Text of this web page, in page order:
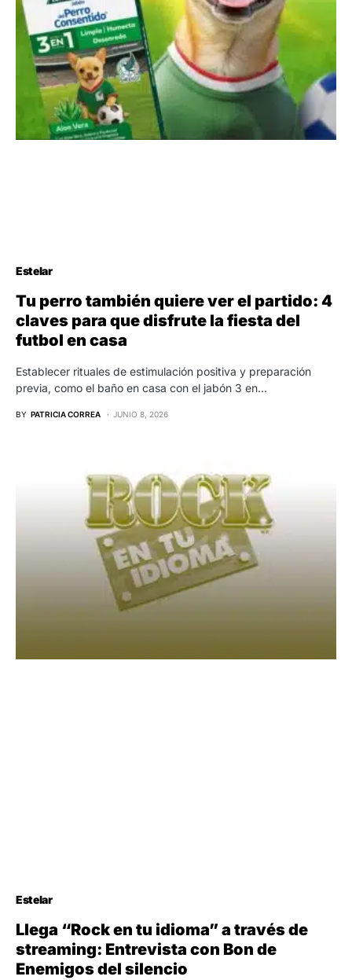
Estelar
Tu perro también quiere ver el partido: 4
claves para que disfrute la fiesta del
futbol en casa
Establecer rituales de estimulación positiva y preparación
previa, como el baño en casa con el jabón 3 en…
BY PATRICIA CORREA JUNIO 8, 2026
Estelar
Llega “Rock en tu idioma” a través de
streaming: Entrevista con Bon de
Enemigos del silencio